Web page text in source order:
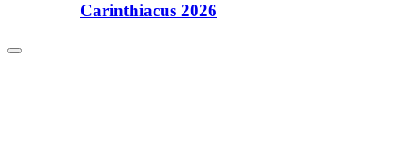
Carinthiacus 2026